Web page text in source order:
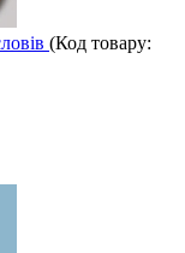
(Код товару: